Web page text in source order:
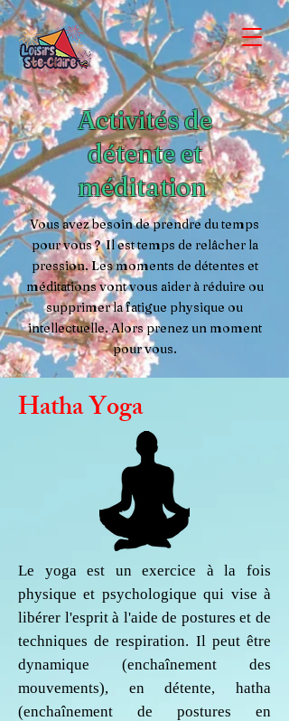
Activités de
détente et
méditation
Vous avez besoin de prendre du temps
pour vous ? Il est temps de relâcher la
pression. Les moments de détentes et
méditations vont vous aider à réduire ou
supprimerla fatigue physique ou
intellectuelle. Alors prenez un moment
pour vous.
Hatha Yoga
Le yoga est un exercice à la fois
physique et psychologique qui vise à
libérer l'esprit à l'aide de postures et de
techniques de respiration. Il peut être
dynamique (enchaînement des
mouvements), en détente, hatha
(enchaînement de postures en